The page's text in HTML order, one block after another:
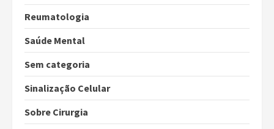
Reumatologia
Saúde Mental
Sem categoria
Sinalização Celular
Sobre Cirurgia